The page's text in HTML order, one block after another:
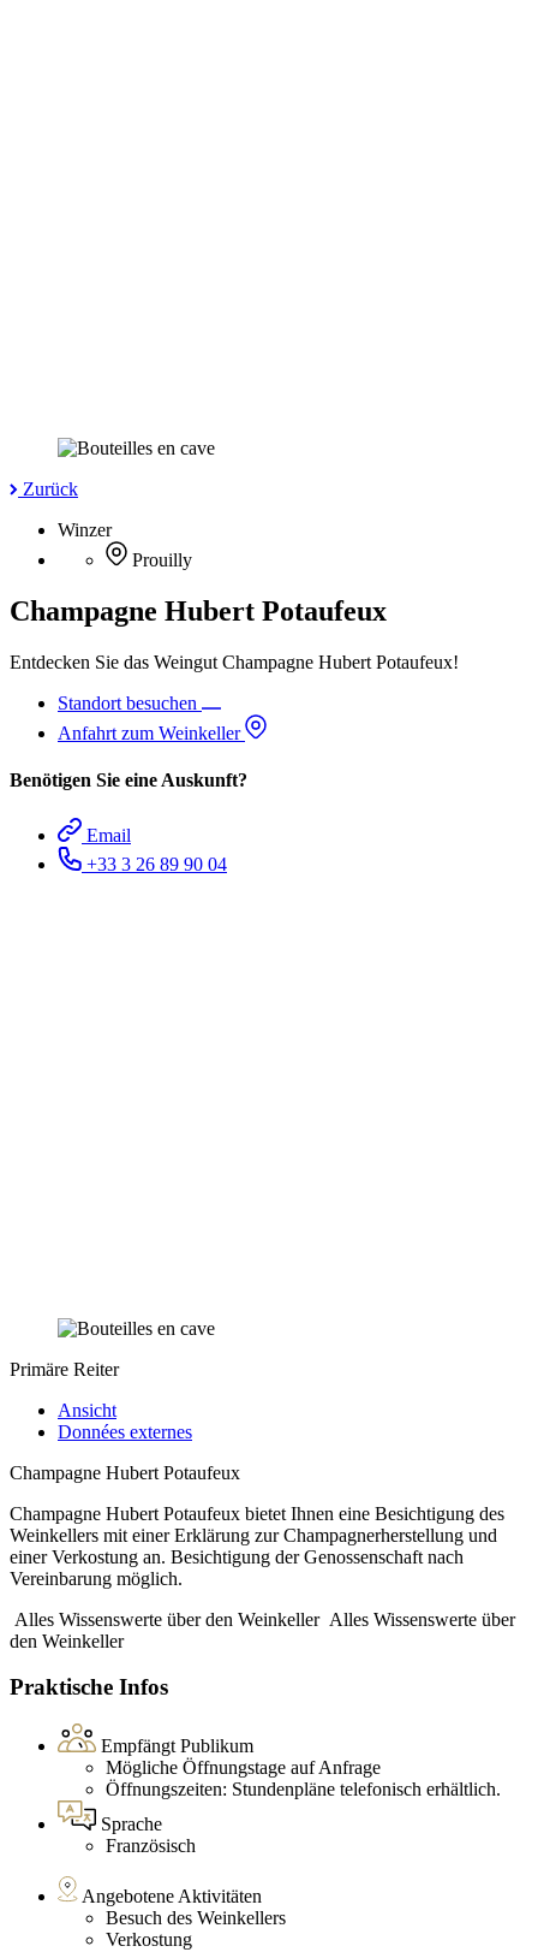
Zurück
Winzer
Prouilly
Champagne Hubert Potaufeux
Entdecken Sie das Weingut Champagne Hubert Potaufeux!
Standort besuchen
Anfahrt zum Weinkeller
Benötigen Sie eine Auskunft?
Email
+33 3 26 89 90 04
Primäre Reiter
Ansicht
Données externes
Champagne Hubert Potaufeux
Champagne Hubert Potaufeux bietet Ihnen eine Besichtigung des
Weinkellers mit einer Erklärung zur Champagnerherstellung und
einer Verkostung an. Besichtigung der Genossenschaft nach
Vereinbarung möglich.
Alles Wissenswerte über den Weinkeller Alles Wissenswerte über
den Weinkeller
Praktische Infos
Empfängt Publikum
Mögliche Öffnungstage auf Anfrage
Öffnungszeiten: Stundenpläne telefonisch erhältlich.
Sprache
Französisch
Angebotene Aktivitäten
Besuch des Weinkellers
Verkostung